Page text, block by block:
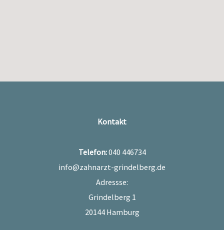
Kontakt
Telefon:040 446734
info@zahnarzt-grindelberg.de
Adressse:
Grindelberg 1
20144 Hamburg